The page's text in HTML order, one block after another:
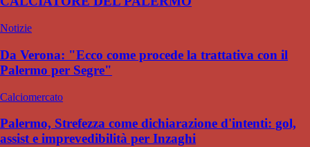
Notizie
Da Verona: "Ecco come procede la trattativa con il
Palermo per Segre"
Calciomercato
Palermo, Strefezza come dichiarazione d'intenti: gol,
assist e imprevedibilità per Inzaghi